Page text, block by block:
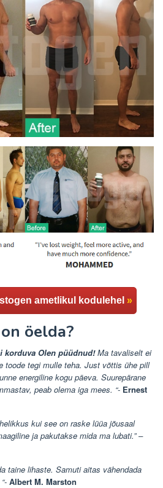
ametlikul kodulehel »
öelda?
korduva Olen püüdnud!Ma tavaliselt ei
toode tegi mulle teha. Just võttis ühe pill
energiline kogu päeva. Suurepärane
peab olema iga mees. “- Ernest
kui see on raske lüüa jõusaal
ja pakutakse mida ma lubati.” –
taine lihaste. Samuti aitas vähendada
Albert M. Marston